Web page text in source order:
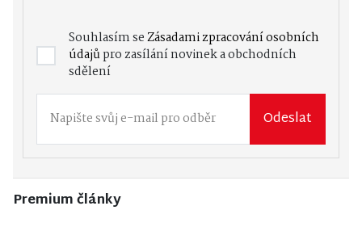
Souhlasím seZásadami zpracování osobních
údajůpro zasílání novinek a obchodních
sdělení
Odeslat
Premium články